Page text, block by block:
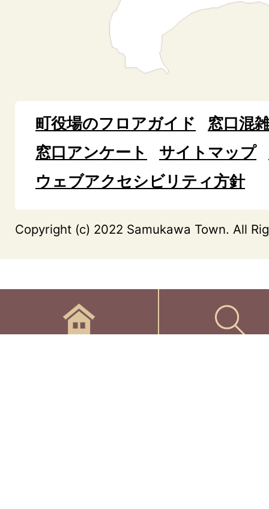
町役場のフロアガイド
窓口混
窓口アンケート
サイトマップ
ウェブアクセシビリティ方針
Copyright (c) 2022 Samukawa Town. All